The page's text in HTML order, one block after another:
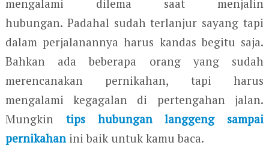
mengalami dilema saat menjalin
hubungan. Padahal sudah terlanjur sayang tapi
dalam perjalanannya harus kandas begitu saja.
Bahkan ada beberapa orang yang sudah
merencanakan pernikahan, tapi harus
mengalami kegagalan di pertengahan jalan.
Mungkin tips hubungan langgeng sampai
pernikahanini baik untuk kamu baca.